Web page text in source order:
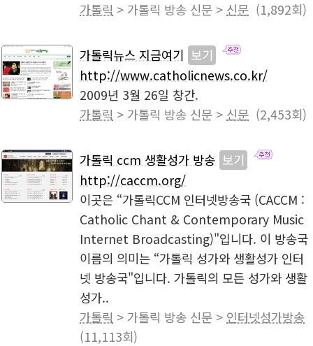
가톨릭 > 가톨릭 방송 신문 > 신문 (1,892회)
가톨릭뉴스 지금여기 보기
http://www.catholicnews.co.kr/
2009년 3월 26일 창간.
가톨릭 > 가톨릭 방송 신문 > 신문 (2,453회)
가톨릭 ccm 생활성가 방송 보기
http://caccm.org/
이곳은 “가톨릭CCM 인터넷방송국 (CACCM :
Catholic Chant & Contemporary Music
Internet Broadcasting)"입니다. 이 방송국
이름의 의미는 “가톨릭 성가와 생활성가 인터
넷 방송국"입니다. 가톨릭의 모든 성가와 생활
성가..
가톨릭 > 가톨릭 방송 신문 > 인터넷성가방송
(11,113회)